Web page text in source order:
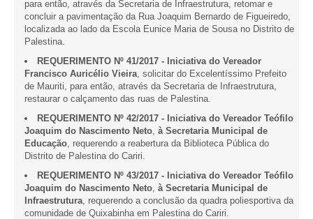
para então, através da Secretaria de Infraestrutura, retomar e
concluir a pavimentação da Rua Joaquim Bernardo de Figueiredo,
localizada ao lado da Escola Eunice Maria de Sousa no Distrito de
Palestina.
REQUERIMENTO Nº 41/2017 - Iniciativa do Vereador
Francisco Auricélio Vieira , solicitar do Excelentíssimo Prefeito
de Mauriti, para então, através da Secretaria de Infraestrutura,
restaurar o calçamento das ruas de Palestina.
REQUERIMENTO Nº 42/2017 - Iniciativa do Vereador Teófilo
Joaquim do Nascimento Neto à Secretaria Municipal de
Educação , requerendo a reabertura da Biblioteca Pública do
Distrito de Palestina do Cariri.
REQUERIMENTO Nº 43/2017 - Iniciativa do Vereador Teófilo
Joaquim do Nascimento Neto à Secretaria Municipal de
Infraestrutura , requerendo a conclusão da quadra poliesportiva da
comunidade de Quixabinha em Palestina do Cariri.